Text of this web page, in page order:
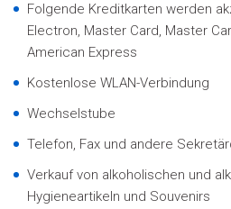
Folgende Kreditkarten werden
Electron, Master Card, Master
American Express
Kostenlose WLAN-Verbindung
Wechselstube
Telefon, Fax und andere
Verkauf von alkoholischen und
Hygieneartikeln und Souvenirs